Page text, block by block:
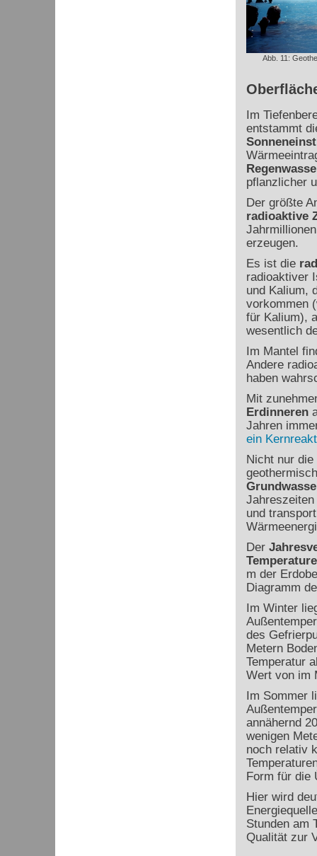
Abb. 11:
Im
entstammt
pflanzlicher
Der größte
radioaktive
erzeugen.
Es ist die
radioaktiver
und Kalium,
vorkommen
für Kalium),
wesentlich
Im Mantel
Andere
haben
Mit
Erdinneren
Jahren
ein
Nicht nur
Jahreszeiten
und
Der
m der
Diagramm
Im Winter
des
Metern
Temperatur
Wert von im
Im Sommer
annähernd
wenigen
noch relativ
Form für die
Hier wird
Stunden am
Qualität zur